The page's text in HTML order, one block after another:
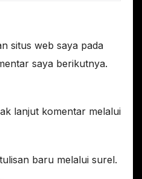
situs web saya pada
saya berikutnya.
lanjut komentar melalui
baru melalui surel.